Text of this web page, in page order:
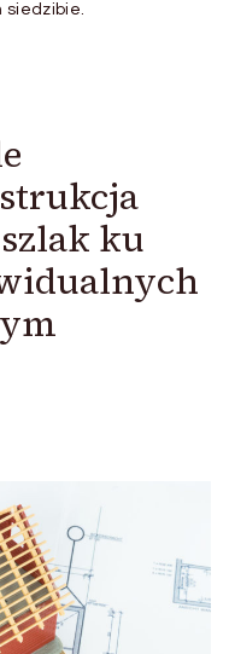
siedzibie.
ku